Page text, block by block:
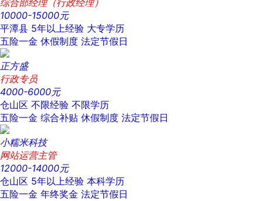
综合部经理（行政经理）
10000-15000元
平潭县 5年以上经验 大专学历
五险一金 休假制度 法定节假日
正方盛
行政专员
4000-6000元
仓山区 不限经验 不限学历
五险一金 综合补贴 休假制度 法定节假日
小糯米科技
网站运营主管
12000-14000元
仓山区 5年以上经验 本科学历
五险一金 年终奖金 法定节假日